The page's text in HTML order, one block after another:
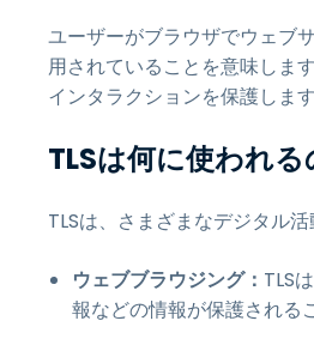
ユーザーがブラウザでウェブ
用されていることを意味しま
インタラクションを保護します
TLSは何に使われる
TLSは、さまざまなデジタル
ウェブブラウジング： TLS
報などの情報が保護される